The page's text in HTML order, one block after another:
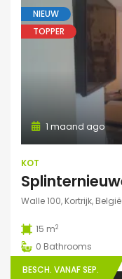
NIEUW
TOPPER
1 maand ago
KOT
Walle 100, Kortrijk, België
15 m2
0 Bathrooms
BESCH. VANAF SEP.